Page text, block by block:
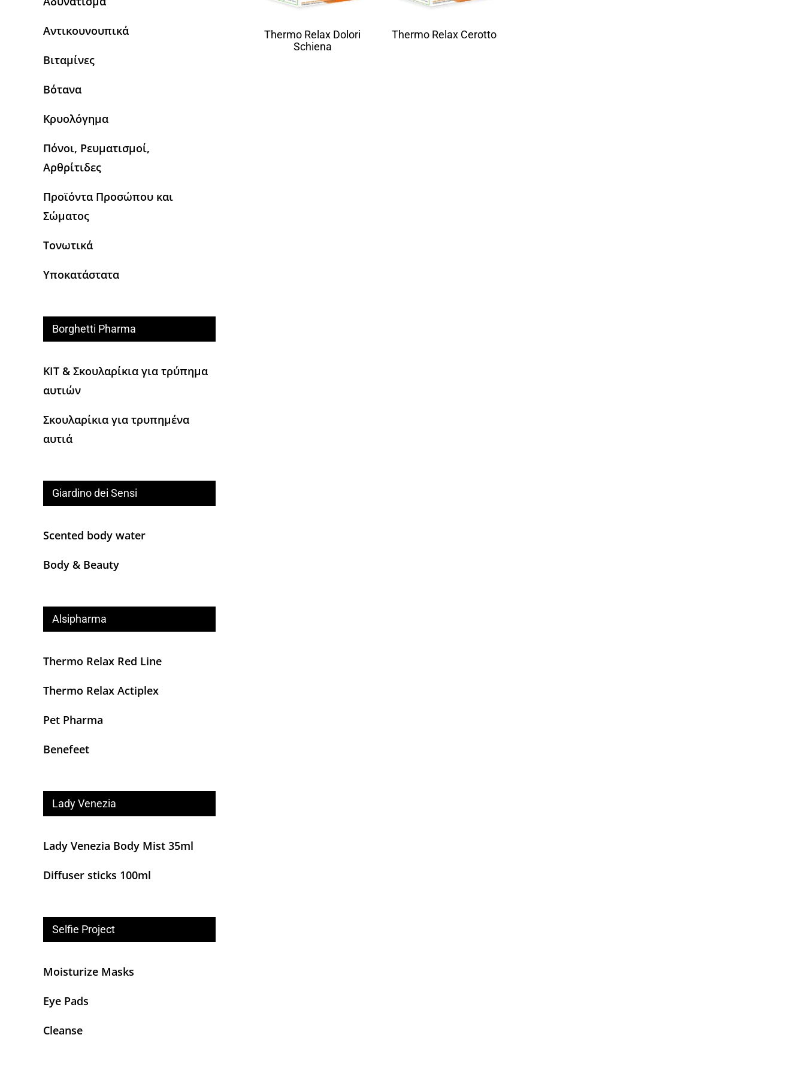
Thermo Relax Dolori
Schiena
Thermo Relax Cerotto
Αντικουνουπικά
Βιταμίνες
Βότανα
Κρυολόγημα
Πόνοι, Ρευματισμοί,
Αρθρίτιδες
Προϊόντα Προσώπου και
Σώματος
Τονωτικά
Υποκατάστατα
Borghetti Pharma
KIT & Σκουλαρίκια για τρύπημα
αυτιών
Σκουλαρίκια για τρυπημένα
αυτιά
Giardino dei Sensi
Scented body water
Body & Beauty
Alsipharma
Thermo Relax Red Line
Thermo Relax Actiplex
Pet Pharma
Benefeet
Lady Venezia
Lady Venezia Body Mist 35ml
Diffuser sticks 100ml
Selfie Project
Moisturize Masks
Eye Pads
Cleanse